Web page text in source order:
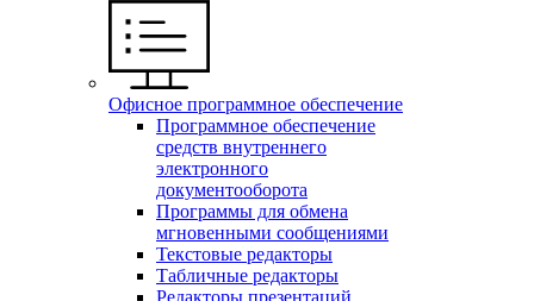
Офисное программное обеспечение
Программное обеспечение
средств внутреннего
электронного
документооборота
Программы для обмена
мгновенными сообщениями
Текстовые редакторы
Табличные редакторы